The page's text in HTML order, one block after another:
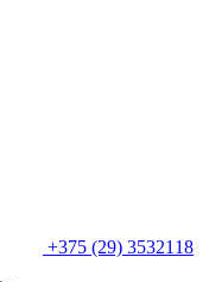
+375 (29) 3532118